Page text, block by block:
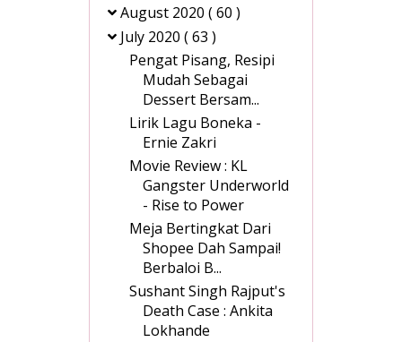
August 2020 ( 60 )
July 2020 ( 63 )
Pengat Pisang, Resipi
Mudah Sebagai
Dessert Bersam...
Lirik Lagu Boneka -
Ernie Zakri
Movie Review : KL
Gangster Underworld
- Rise to Power
Meja Bertingkat Dari
Shopee Dah Sampai!
Berbaloi B...
Sushant Singh Rajput's
Death Case : Ankita
Lokhande